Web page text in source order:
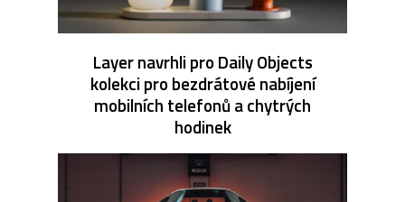
Layer navrhli pro Daily Objects
kolekci pro bezdrátové nabíjení
mobilních telefonů a chytrých
hodinek